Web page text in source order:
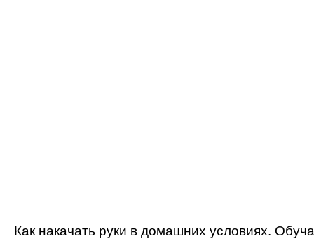
Как накачать руки в домашних условиях.